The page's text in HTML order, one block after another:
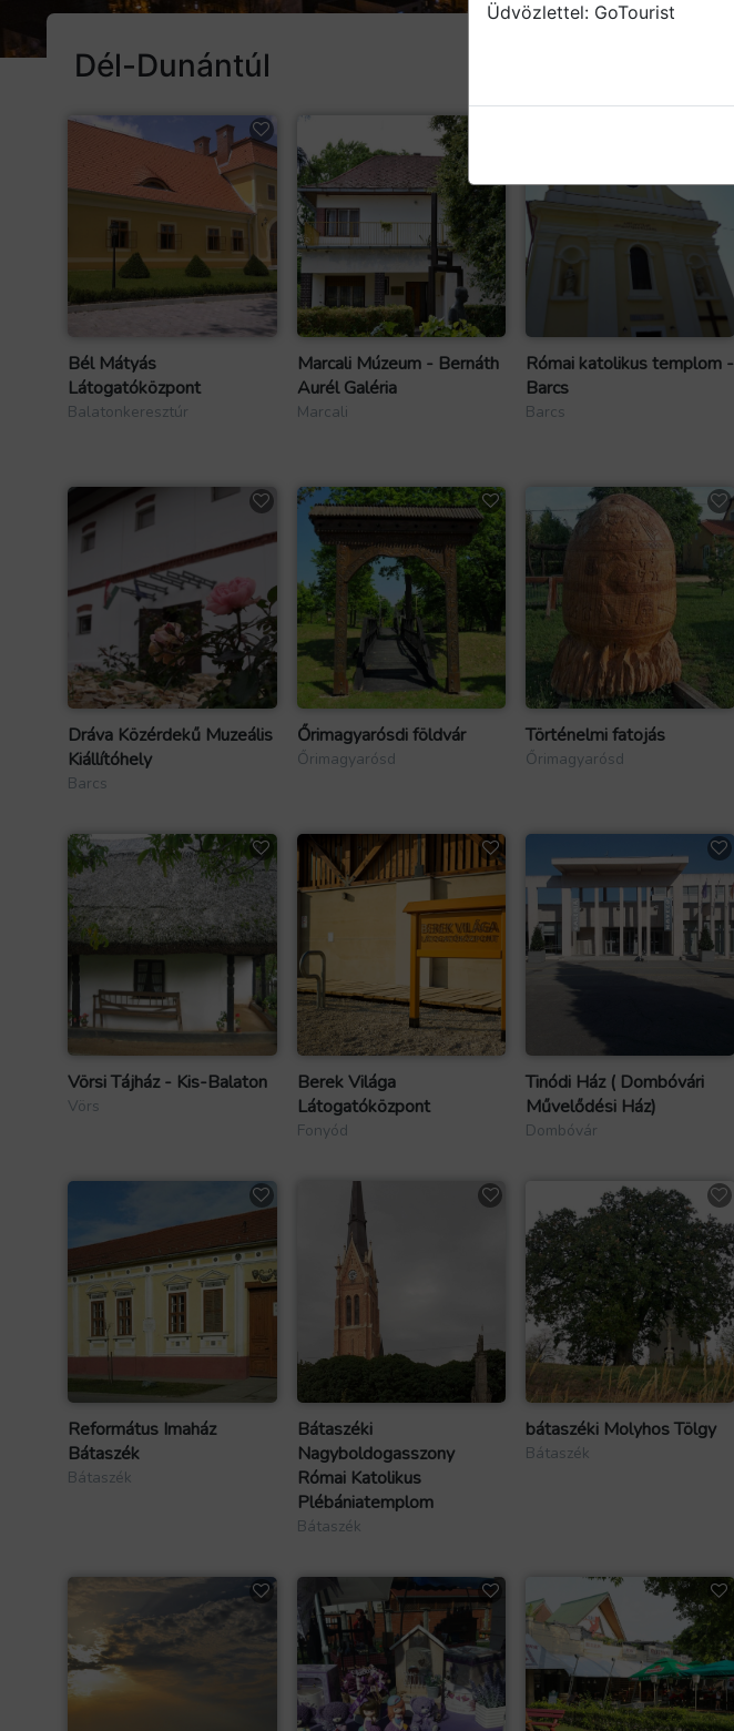
Üdvözlettel: GoTourist
Dél-Dunántúl
Bél Mátyás
Látogatóközpont
Balatonkeresztúr
Marcali Múzeum - Bernáth
Aurél Galéria
Marcali
Római katolikus templom -
Barcs
Barcs
Dráva Közérdekű Muzeális
Kiállítóhely
Barcs
Őrimagyarósdi földvár
Őrimagyarósd
Történelmi fatojás
Őrimagyarósd
Vörsi Tájház - Kis-Balaton
Vörs
Berek Világa
Látogatóközpont
Fonyód
Tinódi Ház ( Dombóvári
Művelődési Ház)
Dombóvár
Református Imaház
Bátaszék
Bátaszék
Bátaszéki
Nagyboldogasszony
Római Katolikus
Plébániatemplom
Bátaszék
bátaszéki Molyhos Tölgy
Bátaszék